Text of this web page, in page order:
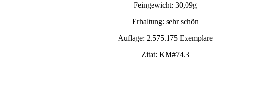
Feingewicht: 30,09g
Erhaltung: sehr schön
Auflage: 2.575.175 Exemplare
Zitat: KM#74.3